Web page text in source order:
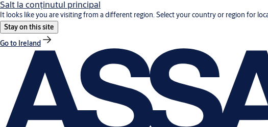
Salt la conţinutul principal
It looks like you are visiting from a different region. Select your country or region for
Stay on this site
Go to Ireland